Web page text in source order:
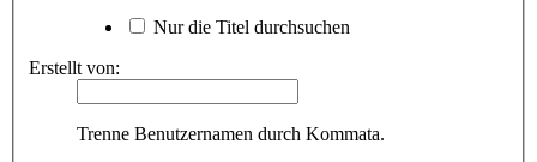
Nur die Titel durchsuchen
Erstellt von:
Trenne Benutzernamen durch Kommata.